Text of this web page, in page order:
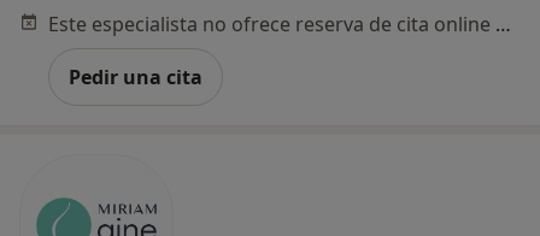
Este especialista no ofrece reserva de cita online en esta dirección.
Pedir una cita